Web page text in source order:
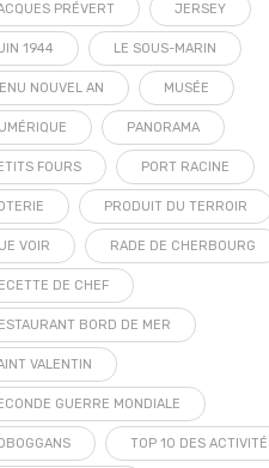
PRÉVERT JERSEY
1944 LE SOUS-MARIN
NOUVEL AN MUSÉE
PANORAMA
FOURS PORT RACINE
PRODUIT DU TERROIR
VOIR RADE DE CHERBOURG
DE CHEF
BORD DE MER
VALENTIN
GUERRE MONDIALE
TOP 10 DES